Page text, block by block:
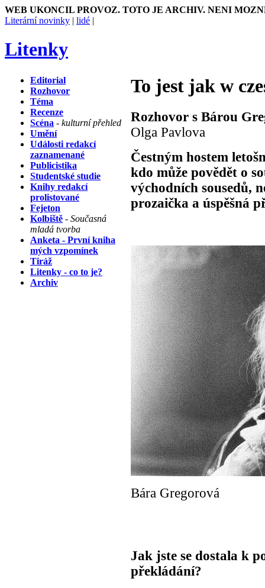
WEB UKONCIL PROVOZ. TOTO JE ARCHIV. NENI
Literární novinky | lidé |
Litenky
Editorial
Rozhovor
Téma
Recenze
Scéna - kulturní přehled
Umění
Události redakcí
zaznamenané
Publicistika
Studentské studie
Knihy redakcí
prolistované
Fejeton
Kolbiště - Současná
mladá tvorba
Anketa - První kniha
mých vzpomínek
Tiráž
Litenky - co to je?
Archiv
To jest jak w
Rozhovor s Bárou
Olga Pavlova
Čestným hostem
kdo může povědět o
východních sousedů,
prozaička a úspěšná
Bára Gregorová
Jak jste se dostala k
překládání?